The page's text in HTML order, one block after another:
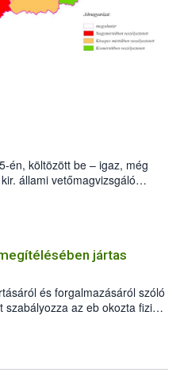
én, költözött be – igaz, még
állami vetőmagvizsgáló
alatti, Czigler Győző által
jártas
és forgalmazásáról szóló
az eb okozta fizikai
felmerülő
eb tartását és annak
jártas szakértőt.